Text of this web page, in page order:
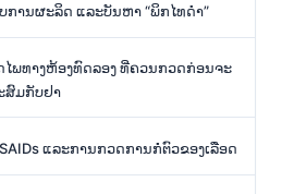
ານຜະລິດ ແລະບັນຫາ “ພິກໄທດຳ”
ພທາງຫ້ອງທົດລອງ ທີ່ຄວນກວດກ່ອນຈະ
ສົມກັບຢາ
ແລະການກວດການກໍ່ຕົວຂອງເລືອດ